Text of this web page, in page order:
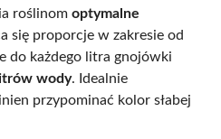
roślinom optymalne
się proporcje w zakresie od
do każdego litra gnojówki
wody. Idealnie
przypominać kolor słabej